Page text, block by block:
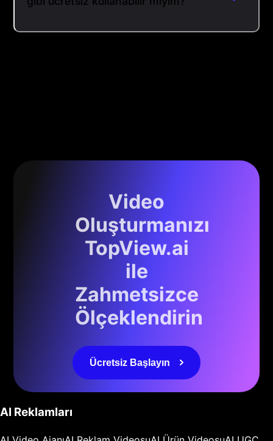
Video
Oluşturmanızı
TopView.ai
ile
Zahmetsizce
Ölçeklendirin
Ücretsiz Başlayın
AI Reklamları